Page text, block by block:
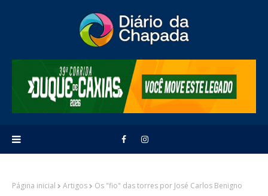
Página inicial Artigos Os "fio" das torres por José Carlos Benigno